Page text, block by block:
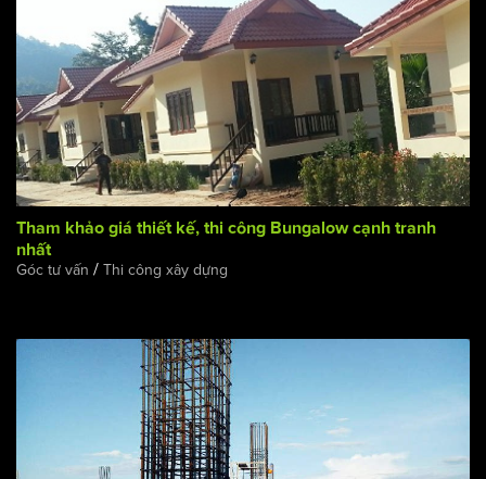
Tham khảo giá thiết kế, thi công Bungalow cạnh tranh
nhất
Góc tư vấn / Thi công xây dựng